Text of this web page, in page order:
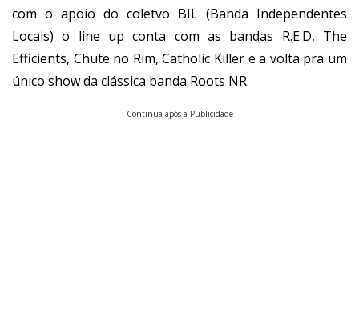
com o apoio do coletvo BIL (Banda Independentes
Locais) o line up conta com as bandas R.E.D, The
Efficients, Chute no Rim, Catholic Killer e a volta pra um
único show da clássica banda Roots NR.
Continua após a Publicidade